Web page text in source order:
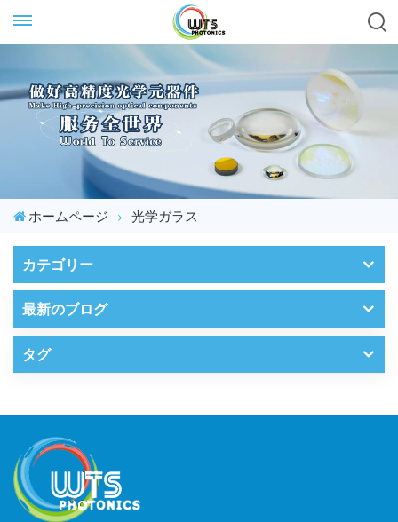
ホームページ 光学ガラス
カテゴリー
最新のブログ
タグ